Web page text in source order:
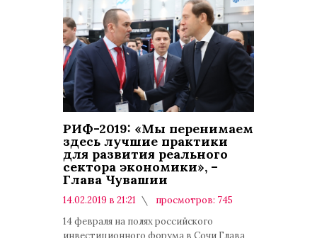
РИФ-2019: «Мы перенимаем
здесь лучшие практики
для развития реального
сектора экономики», –
Глава Чувашии
14.02.2019 в 21:21
просмотров: 745
14 февраля на полях российского
инвестиционного форума в Сочи Глава